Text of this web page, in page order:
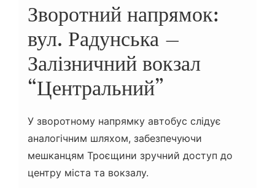
Зворотний напрямок:
вул. Радунська –
Залізничний вокзал
“Центральний”
У зворотному напрямку автобус слідує
аналогічним шляхом, забезпечуючи
мешканцям Троєщини зручний доступ до
центру міста та вокзалу.